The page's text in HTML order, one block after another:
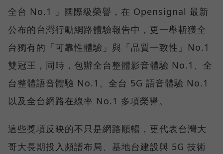
全台 No.1 」國際級榮譽，在 Opensignal 最新
公布的台灣行動網路體驗報告中，更一舉斬獲全
台獨有的「可靠性體驗」與「品質一致性」No.1
雙冠王，同時，包辦全台整體影音體驗 No.1、全
台整體語音體驗 No.1、全台 5G 語音體驗 No.1
以及全台網路在線率 No.1 多項榮譽。
這些獎項反映的不只是網路順暢，更代表台灣大
哥大長期投入頻譜布局、基地台建設與 5G 技術